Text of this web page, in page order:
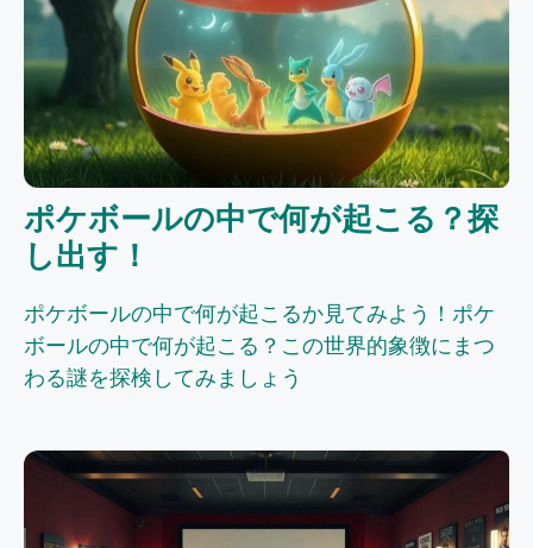
ポケボールの中で何が起こる？探
し出す！
ポケボールの中で何が起こるか見てみよう！ポケ
ボールの中で何が起こる？この世界的象徴にまつ
わる謎を探検してみましょう